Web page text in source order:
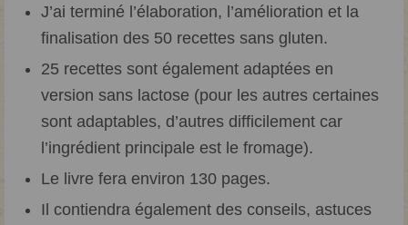
J’ai terminé l’élaboration, l’amélioration et la
finalisation des 50 recettes sans gluten.
25 recettes sont également adaptées en
version sans lactose (pour les autres certaines
sont adaptables, d’autres difficilement car
l’ingrédient principale est le fromage).
Le livre fera environ 130 pages.
Il contiendra également des conseils, astuces